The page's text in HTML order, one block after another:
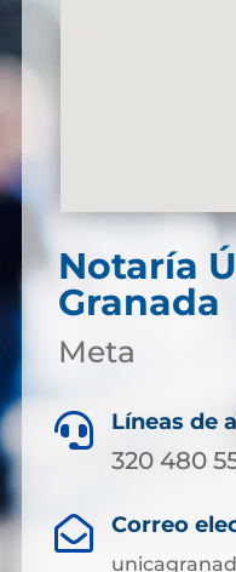
Notaría
Granada
Meta
 Líneas de
320 480
 Correo